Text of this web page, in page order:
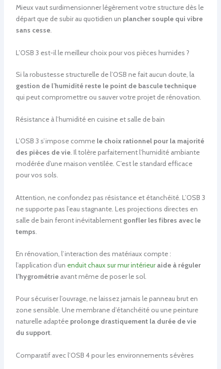
Mieux vaut surdimensionner légèrement votre structure dès le
départ que de subir au quotidien un plancher souple qui vibre
sans cesse.
L’OSB 3 est-il le meilleur choix pour vos pièces humides ?
Si la robustesse structurelle de l’OSB ne fait aucun doute, la
gestion de l’humidité reste le point de bascule technique
qui peut compromettre ou sauver votre projet de rénovation.
Résistance à l’humidité en cuisine et salle de bain
L’OSB 3 s’impose comme le choix rationnel pour la majorité
des pièces de vie. Il tolère parfaitement l’humidité ambiante
modérée d’une maison ventilée. C’est le standard efficace
pour vos sols.
Attention, ne confondez pas résistance et étanchéité. L’OSB 3
ne supporte pas l’eau stagnante. Les projections directes en
salle de bain feront inévitablement gonfler les fibres avec le
temps
En rénovation, l’interaction des matériaux compte :
l’application d’un enduit chaux sur mur intérieur aide à réguler
l’hygrométrieavant même de poser le sol.
Pour sécuriser l’ouvrage, ne laissez jamais le panneau brut en
zone sensible. Une membrane d’étanchéité ou une peinture
naturelle adaptée prolonge drastiquement la durée de vie
du support.
Comparatif avec l’OSB 4 pour les environnements sévères